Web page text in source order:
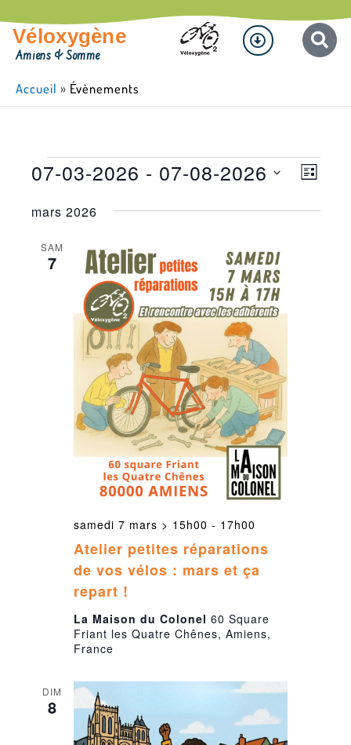
au
contenu
Véloxygène
Amiens & Somme
Menu
Accueil » Évènements
Évènements
vues
Liste
07-03-2026 - 07-08-2026
une
date.
mars 2026
SAM
7
Atelier petites réparations
de vos vélos : mars et ça
repart !
samedi 7 mars > 15h00 - 17h00
La Maison du Colonel 60 Square
Friant les Quatre Chênes, Amiens,
France
DIM
8